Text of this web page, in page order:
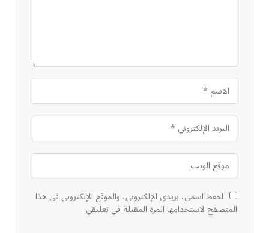
احفظ اسمي، بريدي الإلكتروني، والموقع الإلكتروني في هذا
المتصفح لاستخدامها المرة المقبلة في تعليقي.